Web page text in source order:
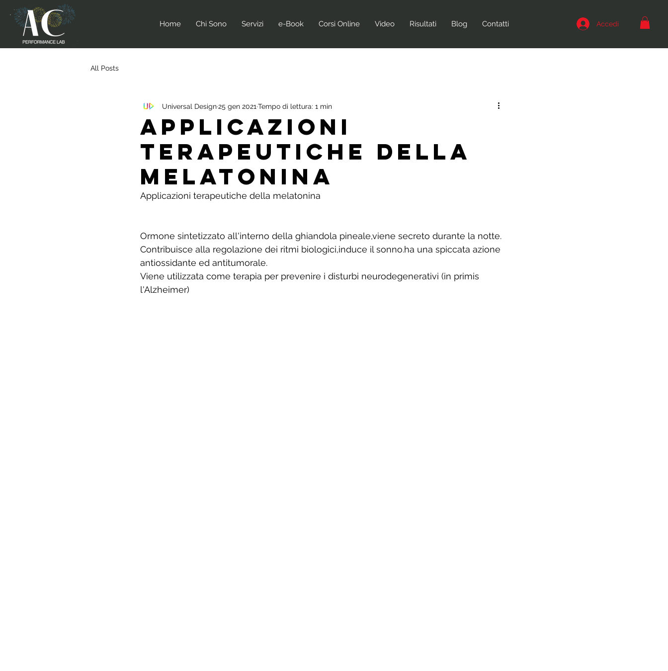
Home Chi Sono Servizi e-Book Corsi Online Video Risultati Blog Contatti Accedi
All Posts
Applicazioni
terapeutiche della
melatonina
Universal Design25 gen 2021 Tempo di lettura: 1 min
Applicazioni terapeutiche della melatonina
Ormone sintetizzato all'interno della ghiandola pineale,viene secreto durante la notte.
Contribuisce alla regolazione dei ritmi biologici,induce il sonno.ha una spiccata azione
antiossidante ed antitumorale.
Viene utilizzata come terapia per prevenire i disturbi neurodegenerativi (in primis
l'Alzheimer)